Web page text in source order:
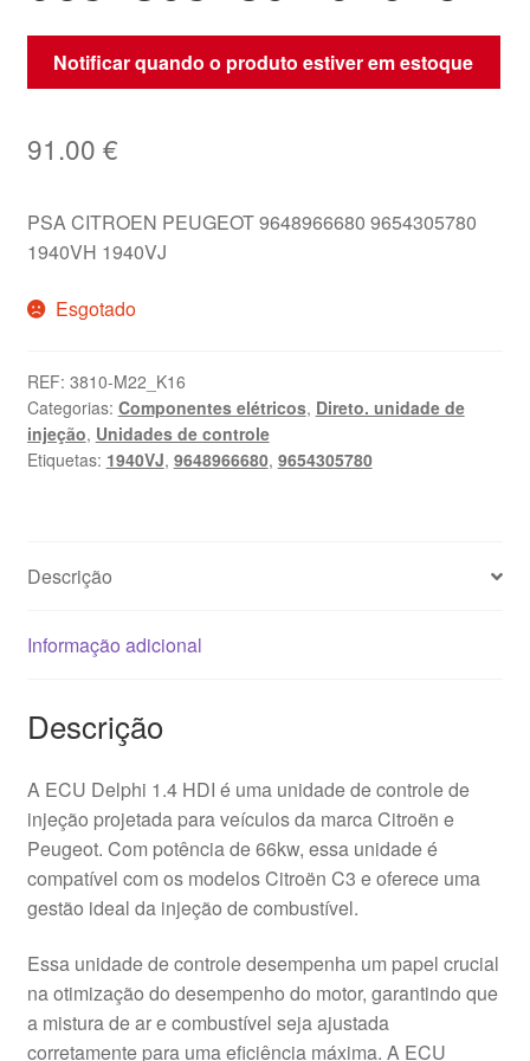
Notificar quando o produto estiver em estoque
91.00 €
PSA CITROEN PEUGEOT 9648966680 9654305780
1940VH 1940VJ
Esgotado
REF: 3810-M22_K16
Categorias: Componentes elétricos, Direto. unidade de
injeção, Unidades de controle
Etiquetas: 1940VJ, 9648966680, 9654305780
Descrição
Informação adicional
Descrição
A ECU Delphi 1.4 HDI é uma unidade de controle de
injeção projetada para veículos da marca Citroën e
Peugeot. Com potência de 66kw, essa unidade é
compatível com os modelos Citroën C3 e oferece uma
gestão ideal da injeção de combustível.
Essa unidade de controle desempenha um papel crucial
na otimização do desempenho do motor, garantindo que
a mistura de ar e combustível seja ajustada
corretamente para uma eficiência máxima. A ECU